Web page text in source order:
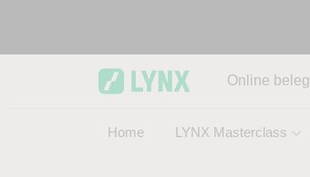
Online
Home LYNX Masterclass